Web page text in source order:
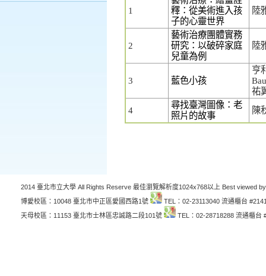
1
釋：從美術進入孩
子的心靈世界
陸
2
藝術治療團體實務
研究：以破碎家庭
兒童為例
陸
3 藍色小孩
亨
祐
4
尋找臺灣圖像：老
照片的故事
陳
2014 臺北市立大學 All Rights Reserve 最佳瀏覽解析度1024x768以上 Best viewed
博愛校區：10048 臺北市中正區愛國西路1號
TEL：02-23113040 流通櫃台
天母校區：11153 臺北市士林區忠誠路二段101號
TEL：02-28718288 流通櫃台